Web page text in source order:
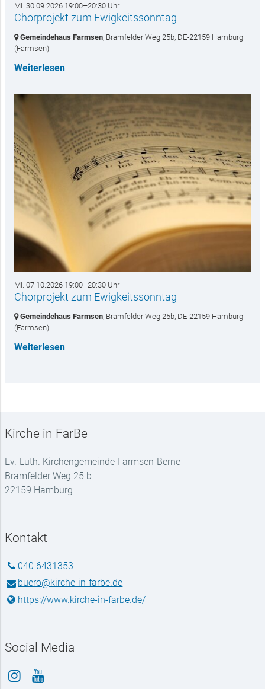
Mi. 30.09.2026 19:00–20:30 Uhr
Chorprojekt zum Ewigkeitssonntag
Gemeindehaus Farmsen, Bramfelder Weg 25b, DE-22159 Hamburg
(Farmsen)
Weiterlesen
Mi. 07.10.2026 19:00–20:30 Uhr
Chorprojekt zum Ewigkeitssonntag
Gemeindehaus Farmsen, Bramfelder Weg 25b, DE-22159 Hamburg
(Farmsen)
Weiterlesen
Kirche in FarBe
Ev.-Luth. Kirchengemeinde Farmsen-Berne
Bramfelder Weg 25 b
22159 Hamburg
Kontakt
040 6431353
buero@​kirche-in-farbe.​de
https://www.​kirche-in-farbe.​de/
Social Media